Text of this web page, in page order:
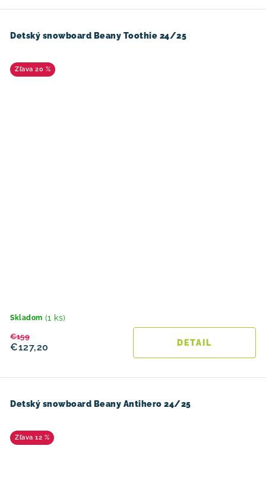
Detský snowboard Beany Toothie 24/25
20 %
Skladom (1 ks)
€127,20
€159
DETAIL
Detský snowboard Beany Antihero 24/25
12 %